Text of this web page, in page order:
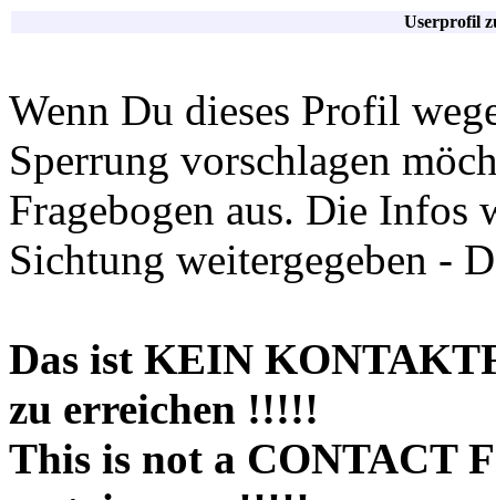
Userprofil
Wenn Du dieses Profil
Sperrung vorschlagen
Fragebogen aus. Die Infos
Sichtung weitergegeben -
Das ist KEIN
zu erreichen !!!!!
This is not a CONTACT